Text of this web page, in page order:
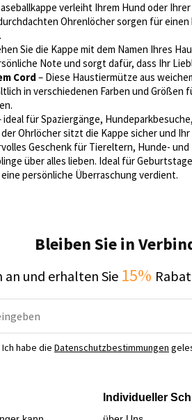
verleiht Ihrem Hund oder
Ohrenlöcher sorgen für
Sie die Kappe mit dem Namen Ihres
Note und sorgt dafür, dass Ihr
Cord – Diese Haustiermütze aus
in verschiedenen Farben und
ideal für Spaziergänge,
Ohrlöcher sitzt die Kappe sicher und
Geschenk für Tiereltern, Hunde-
über alles lieben. Ideal für
persönliche Überraschung verdient.
Bleiben Sie in
an und erhalten Sie 15%
Ich habe die Datenschutzbestimmungen
Individueller